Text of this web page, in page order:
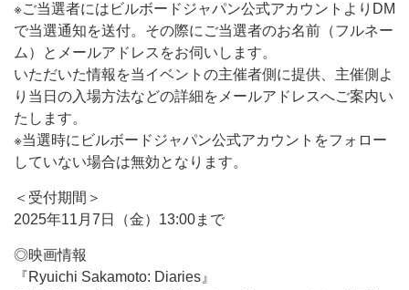
※ご当選者にはビルボードジャパン公式アカウントよりDM
で当選通知を送付。その際にご当選者のお名前（フルネー
ム）とメールアドレスをお伺いします。
いただいた情報を当イベントの主催者側に提供、主催側よ
り当日の入場方法などの詳細をメールアドレスへご案内い
たします。
※当選時にビルボードジャパン公式アカウントをフォロー
していない場合は無効となります。
＜受付期間＞
2025年11月7日（金）13:00まで
◎映画情報
『Ryuichi Sakamoto: Diaries』